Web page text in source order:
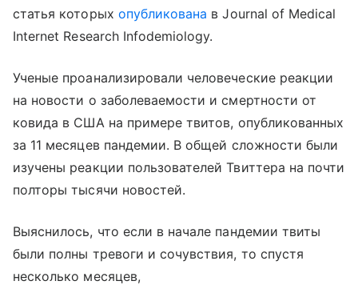
статья которых опубликована в Journal of Medical
Internet Research Infodemiology.
Ученые проанализировали человеческие реакции
на новости о заболеваемости и смертности от
ковида в США на примере твитов, опубликованных
за 11 месяцев пандемии. В общей сложности были
изучены реакции пользователей Твиттера на почти
полторы тысячи новостей.
Выяснилось, что если в начале пандемии твиты
были полны тревоги и сочувствия, то спустя
несколько месяцев,